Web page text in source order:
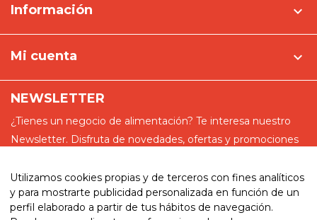
Información 
Mi cuenta 
NEWSLETTER
¿Tienes un negocio de alimentación? Te interesa nuestro
Newsletter. Disfruta de novedades, ofertas y promociones
Utilizamos cookies propias y de terceros con fines analíticos
y para mostrarte publicidad personalizada en función de un
perfil elaborado a partir de tus hábitos de navegación.